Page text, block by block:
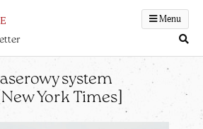
Menu
system
York Times]